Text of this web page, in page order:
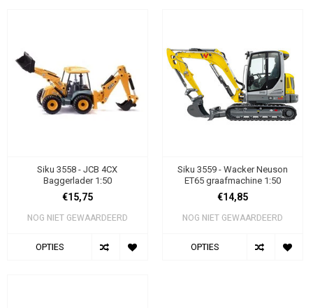
Siku 3558 - JCB 4CX
Baggerlader 1:50
€15,75
NOG NIET GEWAARDEERD
OPTIES
Siku 3559 - Wacker Neuson
ET65 graafmachine 1:50
€14,85
NOG NIET GEWAARDEERD
OPTIES